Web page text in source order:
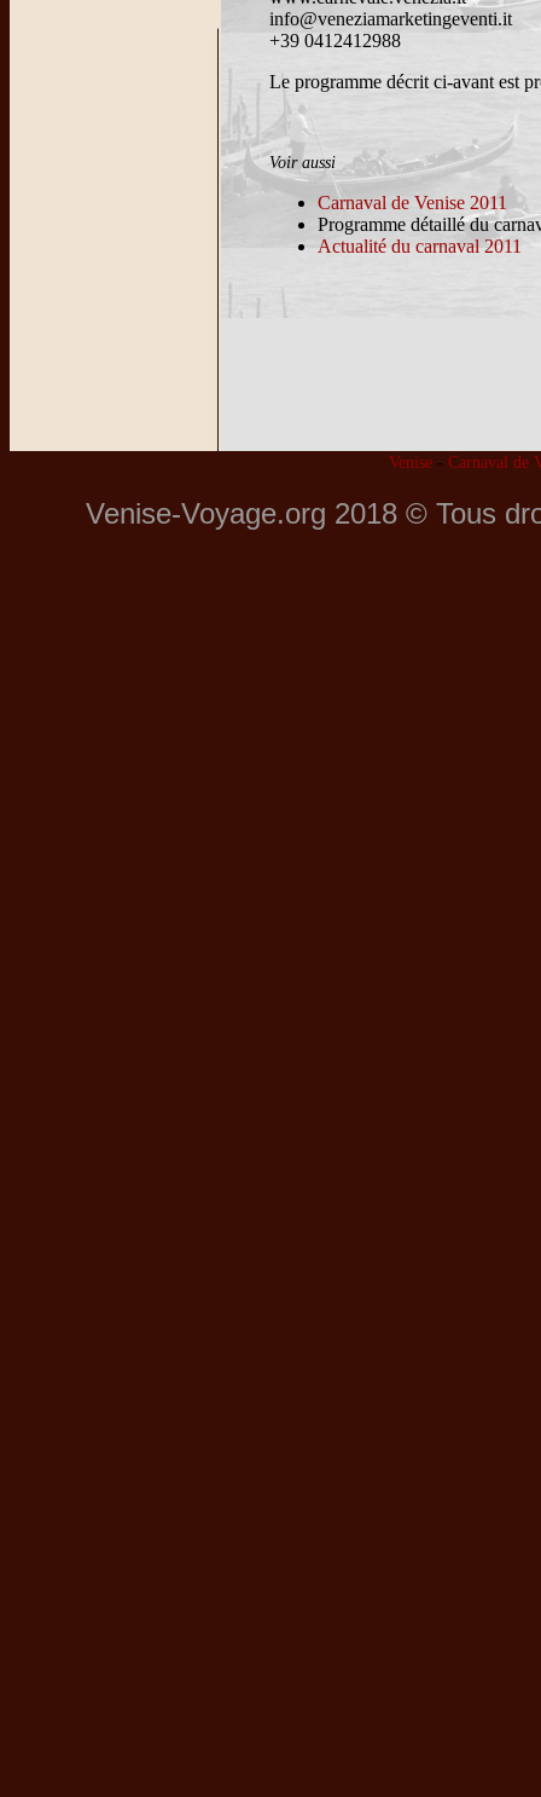
info@veneziamarketingeventi.it
+39 0412412988
Le programme décrit ci-avant est
Voir aussi
Carnaval de Venise 2011
Programme détaillé du
Actualité du carnaval 2011
Venise- Carnaval de
Venise-Voyage.org 2018 © Tous